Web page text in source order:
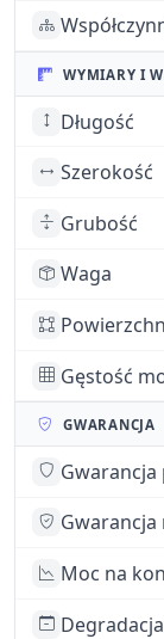
WYMIARY I
Długość
Szerokość
Grubość
Waga
Gęstość
GWARANCJA
Gwarancja
Moc na